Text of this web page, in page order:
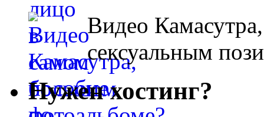
Видео
сексуальным
Нужен хостинг?